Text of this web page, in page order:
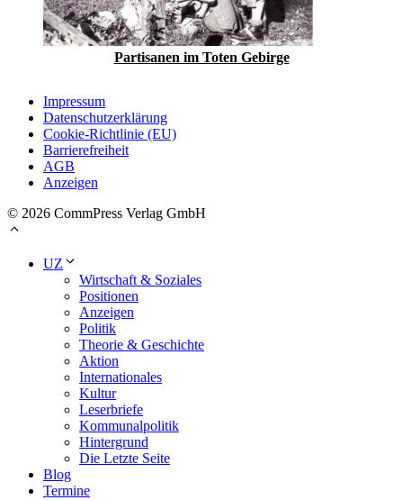
Partisanen im Toten Gebirge
Impressum
Datenschutzerklärung
Cookie-Richtlinie (EU)
Barrierefreiheit
AGB
Anzeigen
© 2026 CommPress Verlag GmbH
UZ
Wirtschaft & Soziales
Positionen
Anzeigen
Politik
Theorie & Geschichte
Aktion
Internationales
Kultur
Leserbriefe
Kommunalpolitik
Hintergrund
Die Letzte Seite
Blog
Termine